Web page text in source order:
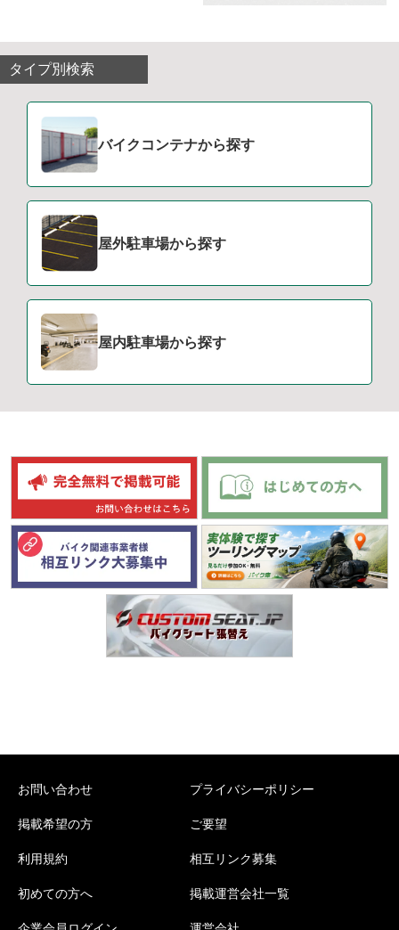
タイプ別検索
バイクコンテナから探す
屋外駐車場から探す
屋内駐車場から探す
お問い合わせ プライバシーポリシー
掲載希望の方 ご要望
利用規約 相互リンク募集
初めての方へ 掲載運営会社一覧